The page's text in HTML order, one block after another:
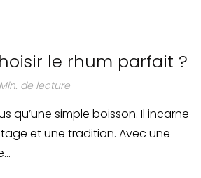
le rhum parfait ?
de lecture
qu’une simple boisson. Il incarne
et une tradition. Avec une